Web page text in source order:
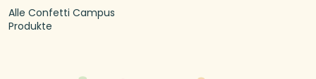
Alle Confetti Campus
Produkte